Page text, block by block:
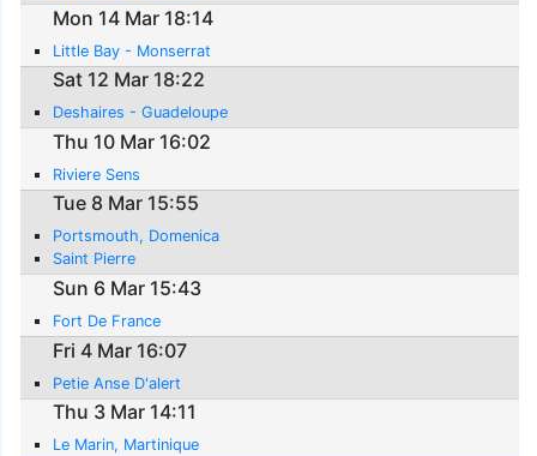
Mon 14 Mar 18:14
Little Bay - Monserrat
Sat 12 Mar 18:22
Deshaires - Guadeloupe
Thu 10 Mar 16:02
Riviere Sens
Tue 8 Mar 15:55
Portsmouth, Domenica
Saint Pierre
Sun 6 Mar 15:43
Fort De France
Fri 4 Mar 16:07
Petie Anse D'alert
Thu 3 Mar 14:11
Le Marin, Martinique